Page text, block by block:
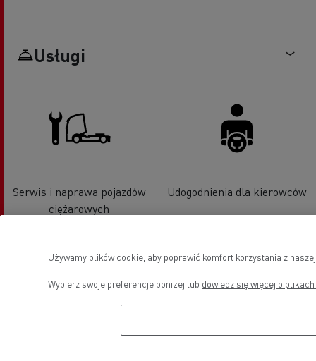
Usługi
Serwis i naprawa pojazdów
ciężarowych
Udogodnienia dla kierowców
Używamy plików cookie, aby poprawić komfort korzystania z
Wybierz swoje preferencje poniżej lub dowiedz się więcej o